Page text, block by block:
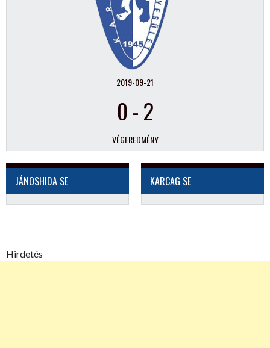
2019-09-21
0 -2
VÉGEREDMÉNY
JÁNOSHIDA SE KARCAG SE
Hirdetés